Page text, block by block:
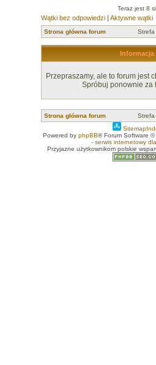
Teraz jest 8
Wątki bez odpowiedzi |Aktywne wątki
Strona główna forum
Informacja
Przepraszamy, ale to forum jest
Spróbuj ponownie za
Strona główna forum
Powered by phpBB® Forum Software
- serwis internetowy
Przyjazne użytkownikom polskie